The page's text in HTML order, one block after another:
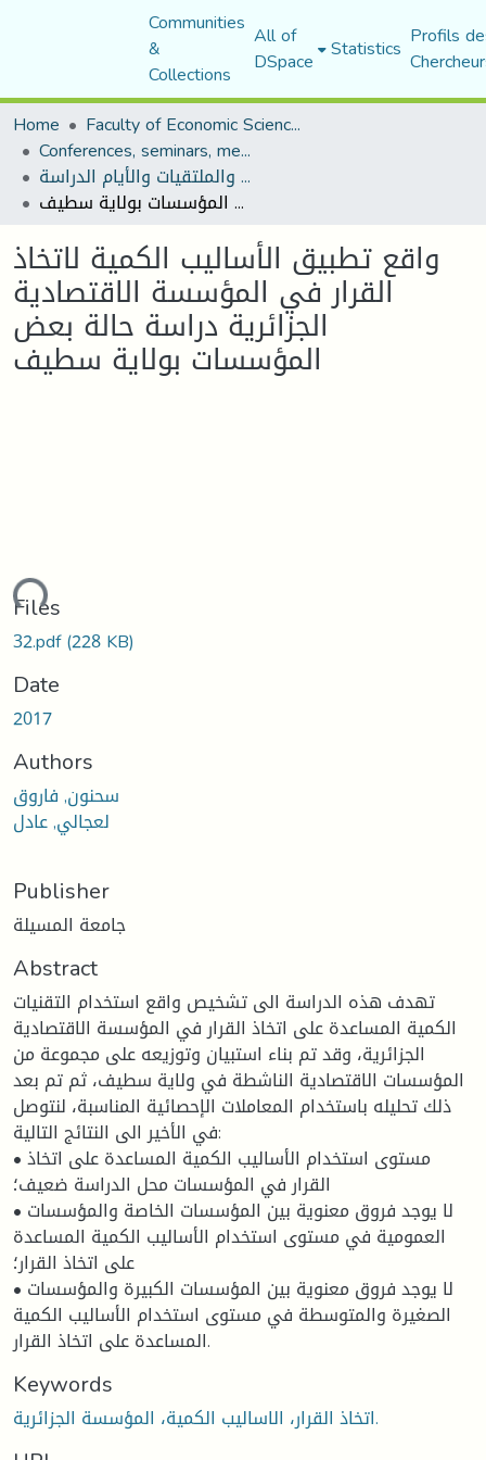
Communities
&
Collections
All of
DSpace Statistics Profils
Home
Faculty of Economic Sciences, Commerce and Management Sciences
Conferences, seminars, meetings, and study days
المؤتمرات والندوات والملتقيات والأيام الدراسة
واقع تطبيق الأساليب الكمية لاتخاذ القرار في المؤسسة الاقتصادية الجزائرية دراسة حالة بعض المؤسسات بولاية سطيف
واقع تطبيق الأساليب الكمية لاتخاذ
القرار في المؤسسة الاقتصادية
الجزائرية دراسة حالة بعض
المؤسسات بولاية سطيف
Files
32.pdf(228 KB)
Date
2017
Authors
سحنون, فاروق
لعجالي, عادل
Publisher
جامعة المسيلة
Abstract
تهدف هذه الدراسة الى تشخيص واقع استخدام التقنيات
الكمية المساعدة على اتخاذ القرار في المؤسسة الاقتصادية
الجزائرية، وقد تم بناء استبيان وتوزيعه على مجموعة من
المؤسسات الاقتصادية الناشطة في ولاية سطيف، ثم تم بعد
ذلك تحليله باستخدام المعاملات الإحصائية المناسبة، لنتوصل
في الأخير الى النتائج التالية:
• مستوى استخدام الأساليب الكمية المساعدة على اتخاذ
القرار في المؤسسات محل الدراسة ضعيف؛
• لا يوجد فروق معنوية بين المؤسسات الخاصة والمؤسسات
العمومية في مستوى استخدام الأساليب الكمية المساعدة
على اتخاذ القرار؛
• لا يوجد فروق معنوية بين المؤسسات الكبيرة والمؤسسات
الصغيرة والمتوسطة في مستوى استخدام الأساليب الكمية
المساعدة على اتخاذ القرار.
Keywords
اتخاذ القرار، الاساليب الكمية، المؤسسة الجزائرية.